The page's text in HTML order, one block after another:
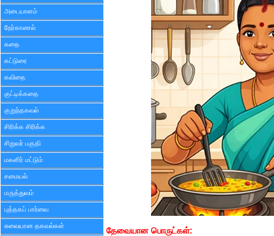
அடையாளம்
நேர்காணல்
கதை
கட்டுரை
கவிதை
குட்டிக்கதை
குறுந்தகவல்
சிரிக்க சிரிக்க
சிறுவர் பகுதி
மகளிர் மட்டும்
சமையல்
மருத்துவம்
புத்தகப் பார்வை
சுவையான தகவல்கள்
தேவையான பொருட்கள்: